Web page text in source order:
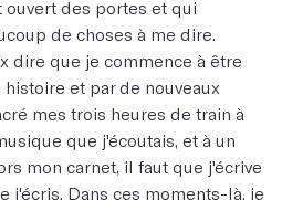
des portes et qui
de choses à me dire.
dire que je commence à être
et par de nouveaux
mes trois heures de train à
que j'écoutais, et à un
mon carnet, il faut que j'écrive
j'écris. Dans ces moments-là, je